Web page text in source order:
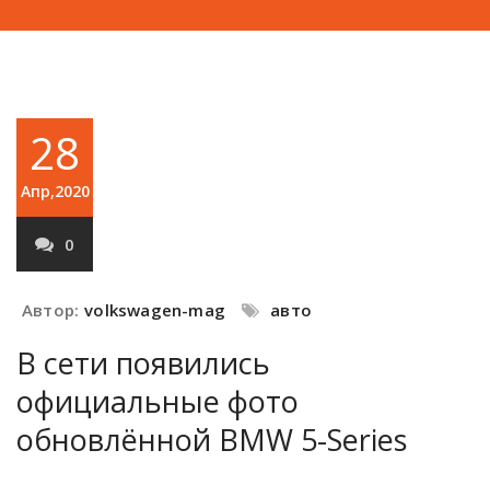
28
Апр,2020
0
Автор: volkswagen-mag авто
В сети появились
официальные фото
обновлённой BMW 5-Series